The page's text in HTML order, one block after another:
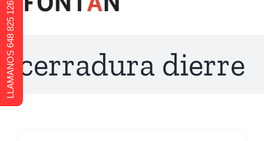
cerradura dierre
LLAMANOS 648 825 126